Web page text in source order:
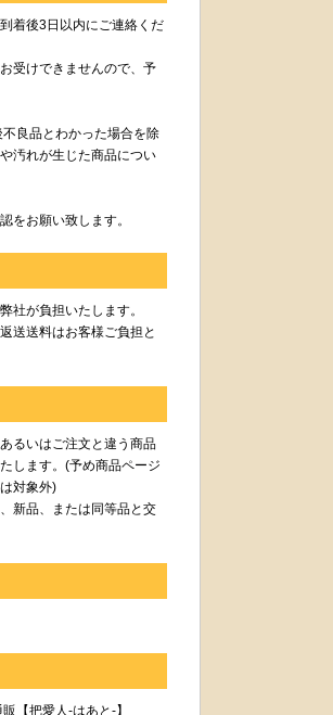
着後3日以内にご連絡くだ
受けできませんので、予
不良品とわかった場合を除
汚れが生じた商品につい
をお願い致します。
社が負担いたします。
送送料はお客様ご負担と
るいはご注文と違う商品
します。(予め商品ページ
対象外)
新品、または同等品と交
【把愛人-はあと-】